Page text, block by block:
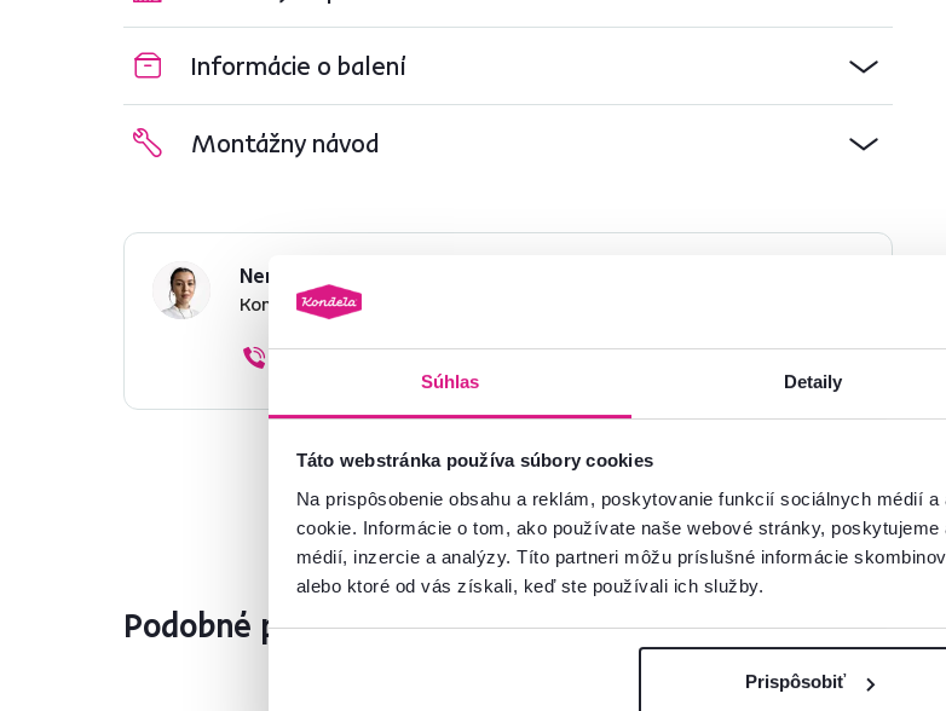
Súhlas Detaily
Táto webstránka používa súbory cookies
Na prispôsobenie obsahu a reklám, poskytovanie funkcií sociálnych médií
cookie. Informácie o tom, ako používate naše webové stránky,
médií, inzercie a analýzy. Títo partneri môžu príslušné informácie
alebo ktoré od vás získali, keď ste používali ich služby.
Prispôsobiť
Informácie o balení
Montážny návod
Nenašli ste požadované informácie?
Kontaktujte nás a my vám radi poradíme
02/ 40 100 100 Spustiť chat
Podobné produkty